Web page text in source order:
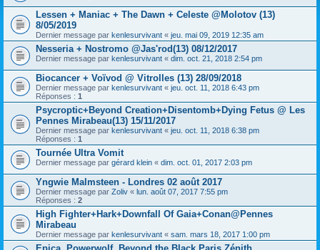
Lessen + Maniac + The Dawn + Celeste @Molotov (13)
8/05/2019
Dernier message par kenlesurvivant « jeu. mai 09, 2019 12:35 am
Nesseria + Nostromo @Jas'rod(13) 08/12/2017
Dernier message par kenlesurvivant « dim. oct. 21, 2018 2:54 pm
Biocancer + Voïvod @ Vitrolles (13) 28/09/2018
Dernier message par kenlesurvivant « jeu. oct. 11, 2018 6:43 pm
Réponses : 1
Psycroptic+Beyond Creation+Disentomb+Dying Fetus @ Les
Pennes Mirabeau(13) 15/11/2017
Dernier message par kenlesurvivant « jeu. oct. 11, 2018 6:38 pm
Réponses : 1
Tournée Ultra Vomit
Dernier message par gérard klein « dim. oct. 01, 2017 2:03 pm
Yngwie Malmsteen - Londres 02 août 2017
Dernier message par Zoliv « lun. août 07, 2017 7:55 pm
Réponses : 2
High Fighter+Hark+Downfall Of Gaia+Conan@Pennes
Mirabeau
Dernier message par kenlesurvivant « sam. mars 18, 2017 1:00 pm